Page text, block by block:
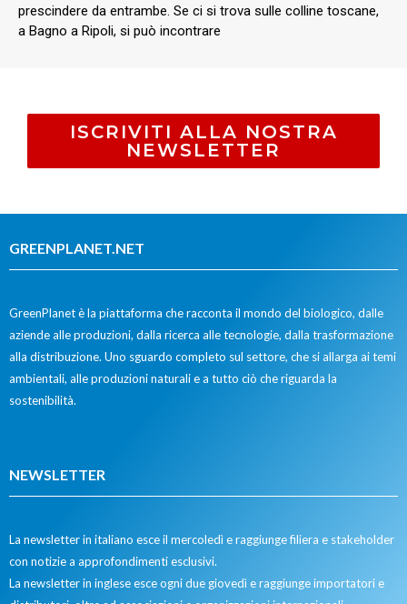
prescindere da entrambe. Se ci si trova sulle colline toscane,
a Bagno a Ripoli, si può incontrare
ISCRIVITI ALLA NOSTRA
NEWSLETTER
GREENPLANET.NET
GreenPlanet è la piattaforma che racconta il mondo del biologico, dalle
aziende alle produzioni, dalla ricerca alle tecnologie, dalla trasformazione
alla distribuzione. Uno sguardo completo sul settore, che si allarga ai temi
ambientali, alle produzioni naturali e a tutto ciò che riguarda la
sostenibilità.
NEWSLETTER
La newsletter in italiano esce il mercoledì e raggiunge filiera e stakeholder
con notizie a approfondimenti esclusivi.
La newsletter in inglese esce ogni due giovedì e raggiunge importatori e